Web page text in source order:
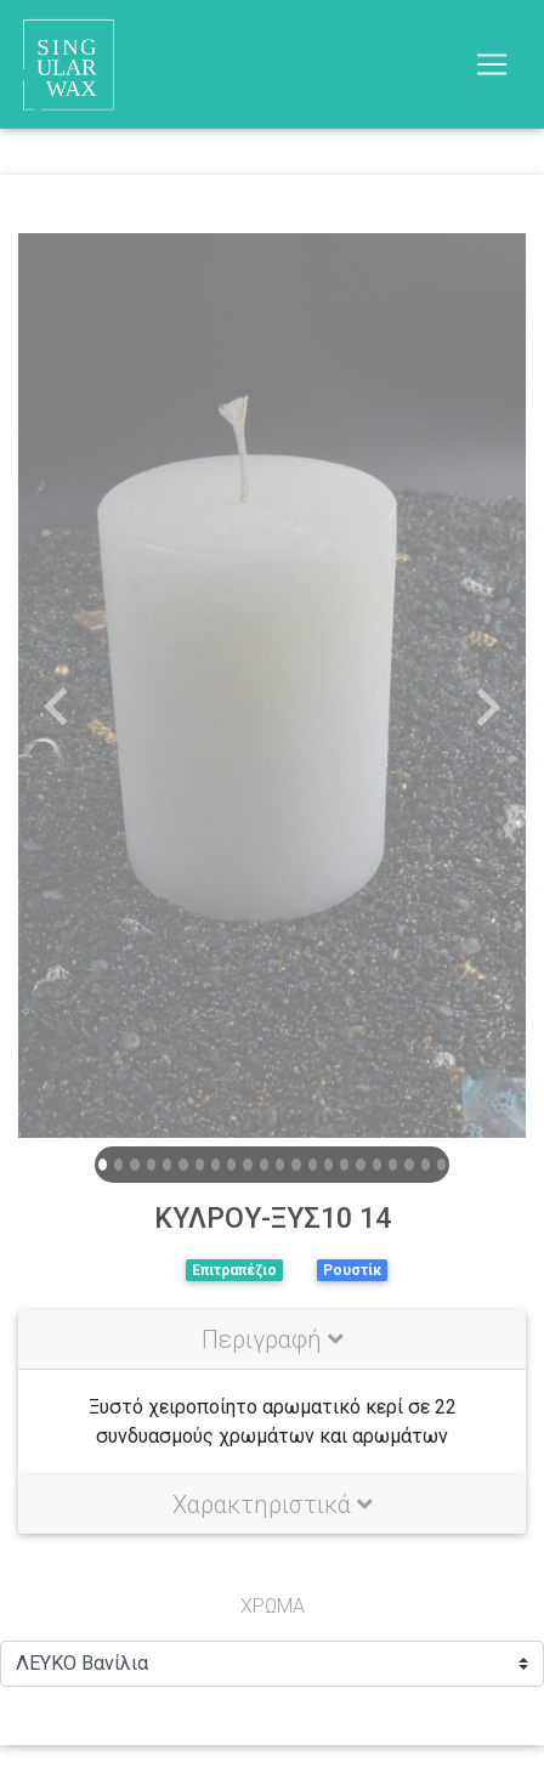
Previous Next
ΚΥΛΡΟΥ-ΞΥΣ10 14
Επιτραπέζιο Ρουστίκ
Περιγραφή
Ξυστό χειροποίητο αρωματικό κερί σε 22
συνδυασμούς χρωμάτων και αρωμάτων
Χαρακτηριστικά
ΧΡΩΜΑ